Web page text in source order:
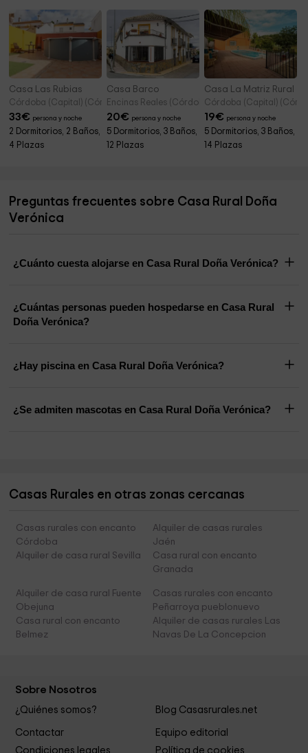
Casa Las Rubias
Córdoba (Capital) (Córdoba)
33€ persona y noche
2 Dormitorios, 2 Baños,
4 Plazas
Casa Barco
Encinas Reales (Córdoba)
20€ persona y noche
5 Dormitorios, 3 Baños,
12 Plazas
Casa La Matriz Rural
Córdoba (Capital)
19€ persona y noche
5 Dormitorios, 3 Baños,
14 Plazas
Preguntas frecuentes sobre Casa Rural Doña
Verónica
¿Cuánto cuesta alojarse en Casa Rural Doña Verónica?
¿Cuántas personas pueden hospedarse en Casa Rural
Doña Verónica?
¿Hay piscina en Casa Rural Doña Verónica?
¿Se admiten mascotas en Casa Rural Doña Verónica?
Casas Rurales en otras zonas cercanas
Casas rurales con encanto
Córdoba
Alquiler de casas rurales
Jaén
Alquiler de casa rural Sevilla
Casa rural con encanto
Granada
Alquiler de casa rural Fuente
Obejuna
Casas rurales con encanto
Peñarroya pueblonuevo
Casa rural con encanto
Belmez
Alquiler de casas rurales Las
Navas De La Concepcion
Sobre Nosotros
¿Quiénes somos? Blog Casasrurales.net
Contactar
Equipo editorial
Condiciones legales
Política de cookies